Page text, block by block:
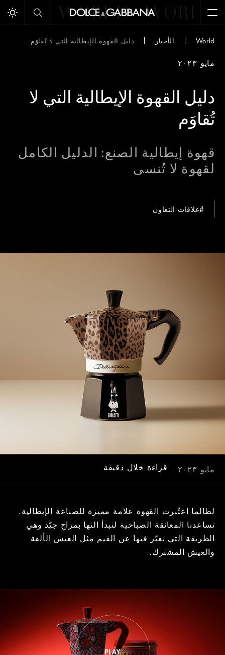
WORLD WORLD
Toggle dark/light mode
World الأخبار دليل القهوة الإيطالية التي لا تُقاوَم
مايو ٢٠٢٣
دليل القهوة الإيطالية التي لا
تُقاوَم
قهوة إيطالية الصنع: الدليل الكامل
لقهوة لا تُنسى
#علاقات التعاون
مايو ٢٠٢٣ قراءة خلال دقيقة
لطالما اعتُبرت القهوة علامة مميزة للصناعة الإيطالية.
تساعدنا المعانقة الصباحية لنبدأ النها بمزاج جيّد وهي
الطريقة التي نعبّر فيها عن القيم مثل العيش الألفة
والعيش المشترك.